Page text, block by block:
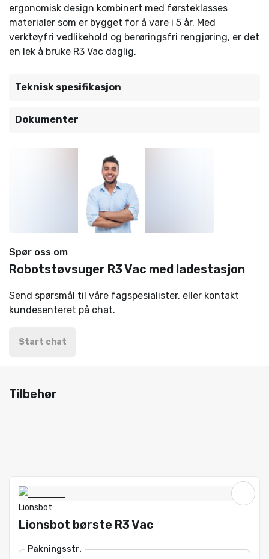
ergonomisk design kombinert med førsteklasses
materialer som er bygget for å vare i 5 år. Med
verktøyfri vedlikehold og berøringsfri rengjøring, er det
en lek å bruke R3 Vac daglig.
Teknisk spesifikasjon
Dokumenter
Spør oss om
Robotstøvsuger R3 Vac med ladestasjon
Send spørsmål til våre fagspesialister, eller kontakt
kundesenteret på chat.
Start chat
Tilbehør
Lionsbot
Lionsbot børste R3 Vac
Pakningsstr.